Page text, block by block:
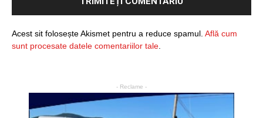
Acest sit folosește Akismet pentru a reduce spamul. Află cum
sunt procesate datele comentariilor tale
- Reclame -